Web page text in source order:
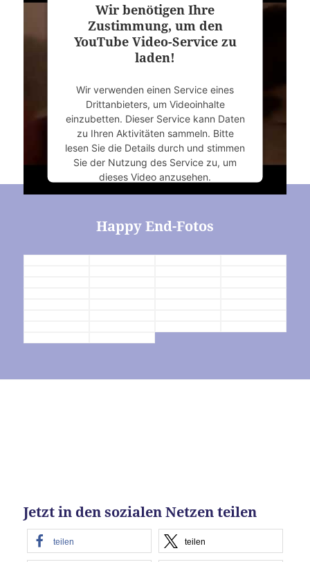
Mehr Informationen
powered byUsercentrics Consent
Management Platform&eRecht24
Wir benötigen Ihre
Zustimmung, um den
YouTube Video-Service zu
laden!
Wir verwenden einen Service eines
Drittanbieters, um Videoinhalte
einzubetten. Dieser Service kann Daten
zu Ihren Aktivitäten sammeln. Bitte
lesen Sie die Details durch und stimmen
Sie der Nutzung des Service zu, um
dieses Video anzusehen.
Happy End-Fotos
Jetzt in den sozialen Netzen teilen
teilen teilen